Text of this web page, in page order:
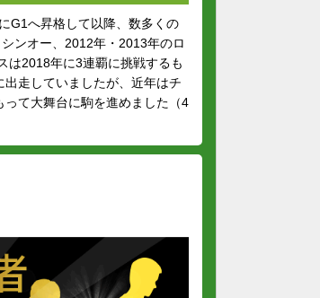
G1へ昇格して以降、数多くの
ンオー、2012年・2013年のロ
は2018年に3連覇に挑戦するも
走していましたが、近年はチ
て大舞台に駒を進めました（4